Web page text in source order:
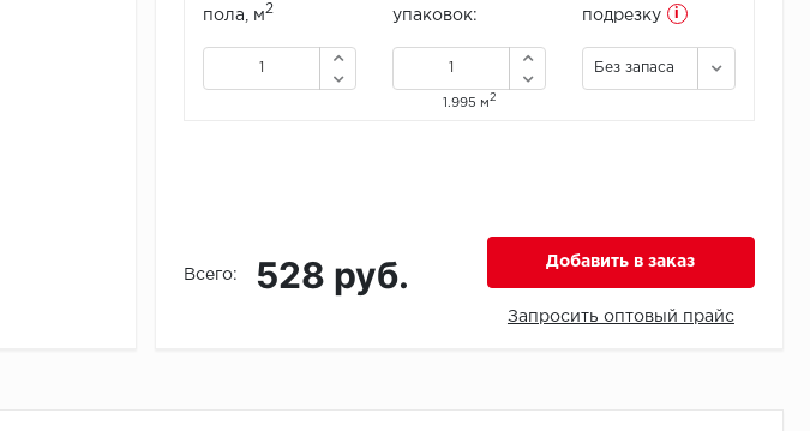
пола, м2
упаковок:
1.995 м2
подрезку
i
Без запаса
Всего: 528 руб. Добавить в заказ
Запросить оптовый прайс